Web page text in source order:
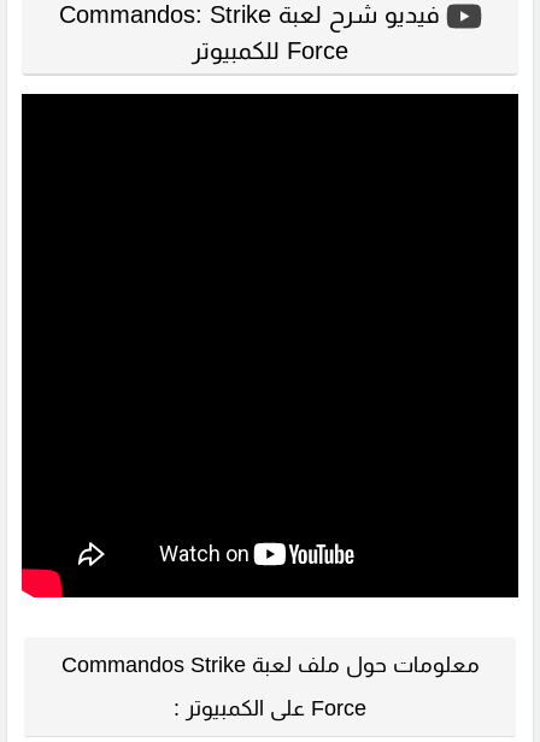
فيديو شرح لعبة Commandos: Strike
Force للكمبيوتر
معلومات حول ملف لعبة Commandos Strike
Force على الكمبيوتر :